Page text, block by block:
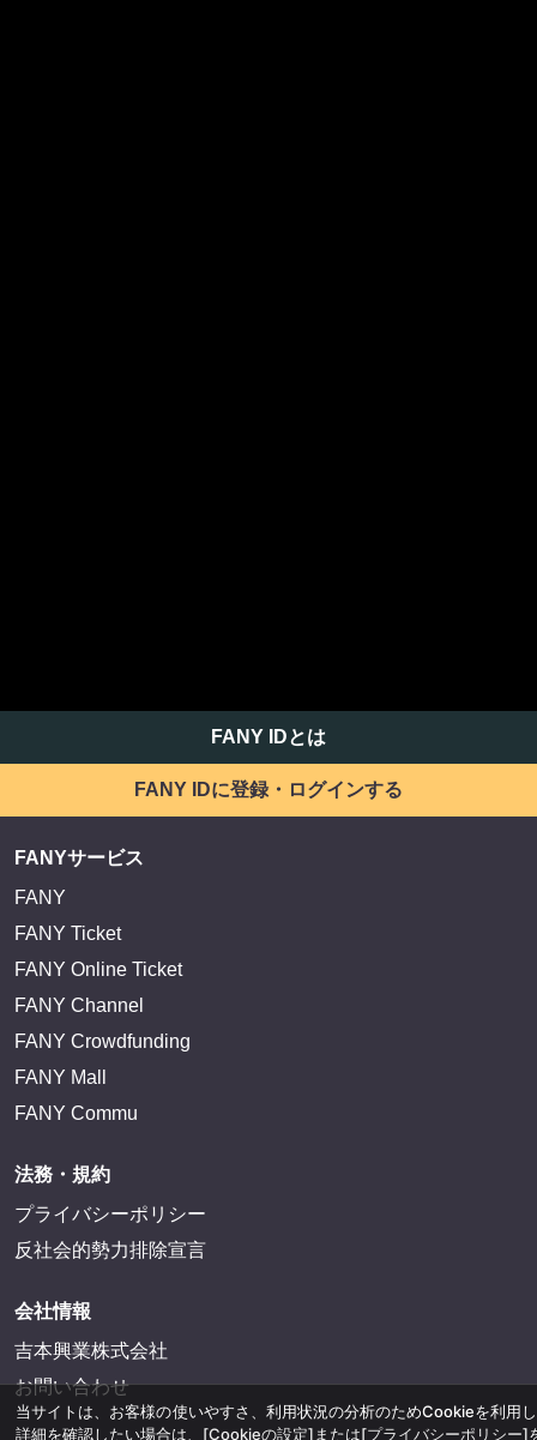
FANY IDとは
FANY IDに登録・ログインする
FANYサービス
FANY
FANY Ticket
FANY Online Ticket
FANY Channel
FANY Crowdfunding
FANY Mall
FANY Commu
法務・規約
プライバシーポリシー
反社会的勢力排除宣言
会社情報
吉本興業株式会社
お問い合わせ
当サイトは、お客様の使いやすさ、利用状況の分析のためCookieを利
詳細を確認したい場合は、[Cookieの設定]